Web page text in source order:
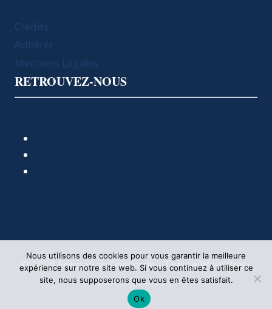
Crédits
Adhérer
Mentions Légales
RETROUVEZ-NOUS
© 2026 Fondation Concorde - Thème WordPress
parKadence WP
Nous utilisons des cookies pour vous garantir la meilleure
expérience sur notre site web. Si vous continuez à utiliser ce
site, nous supposerons que vous en êtes satisfait.
Ok